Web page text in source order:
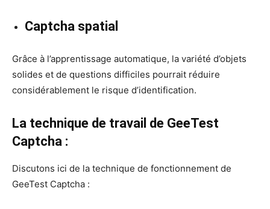
Captcha spatial
Grâce à l’apprentissage automatique, la variété d’objets
solides et de questions difficiles pourrait réduire
considérablement le risque d’identification.
La technique de travail de GeeTest
Captcha :
Discutons ici de la technique de fonctionnement de
GeeTest Captcha :